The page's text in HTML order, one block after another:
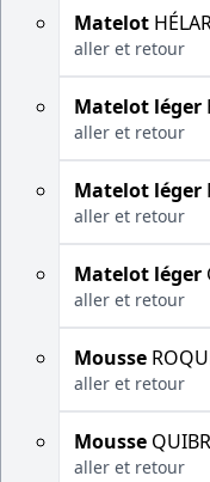
Matelot
aller et retour
Matelot léger
aller et retour
Matelot léger
aller et retour
Matelot léger
aller et retour
Mousse
aller et retour
Mousse
aller et retour